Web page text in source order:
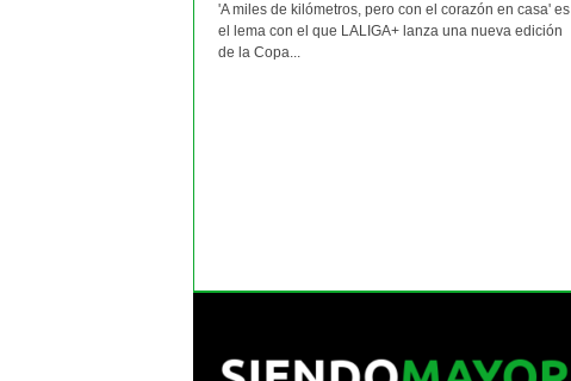
'A miles de kilómetros, pero con el corazón en casa' es
el lema con el que LALIGA+ lanza una nueva edición
de la Copa...